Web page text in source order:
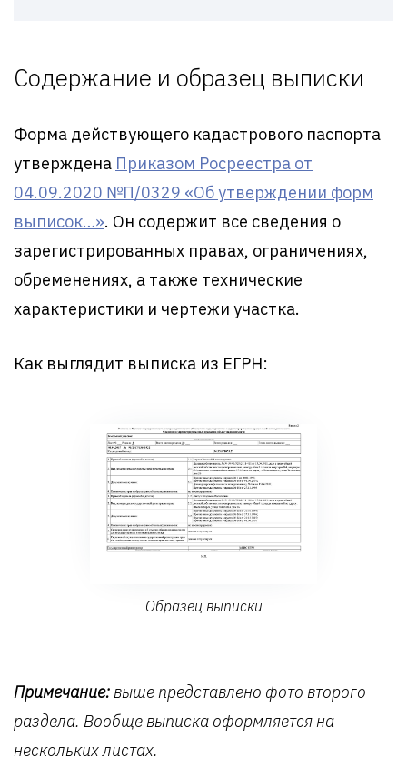
Содержание и образец выписки
Форма действующего кадастрового паспорта
утверждена Приказом Росреестра от
04.09.2020 №П/0329 «Об утверждении форм
выписок…». Он содержит все сведения о
зарегистрированных правах, ограничениях,
обременениях, а также технические
характеристики и чертежи участка.
Как выглядит выписка из ЕГРН:
Образец выписки
Примечание:выше представлено фото второго
раздела. Вообще выписка оформляется на
нескольких листах.